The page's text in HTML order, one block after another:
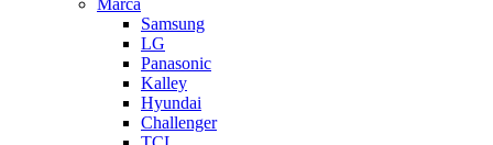
Samsung
LG
Panasonic
Kalley
Hyundai
Challenger